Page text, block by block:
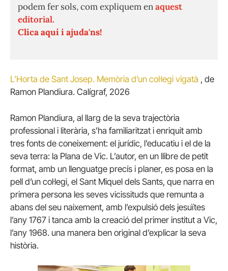
podem fer sols, com expliquem enaquest
editorial.
Clica aquí i ajuda'ns!
L’Horta de Sant Josep. Memòria d’un col·legi vigatà , de
Ramon Plandiura. Calígraf, 2026
Ramon Plandiura, al llarg de la seva trajectòria
professional i literària, s’ha familiaritzat i enriquit amb
tres fonts de coneixement: el jurídic, l’educatiu i el de la
seva terra: la Plana de Vic. L’autor, en un llibre de petit
format, amb un llenguatge precís i planer, es posa en la
pell d’un col·legi, el Sant Miquel dels Sants, que narra en
primera persona les seves vicissituds que remunta a
abans del seu naixement, amb l’expulsió dels jesuïtes
l’any 1767 i tanca amb la creació del primer institut a Vic,
l’any 1968. una manera ben original d’explicar la seva
història.